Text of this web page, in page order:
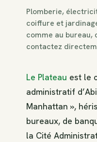
Plomberie,
coiffure et
comme au bureau,
contactez
Le Plateau est le
administratif
Manhattan »,
bureaux, de
la Cité